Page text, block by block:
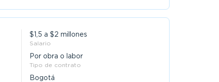
$1,5 a $2 millones
Salario
Por obra o labor
Tipo de contrato
Bogotá